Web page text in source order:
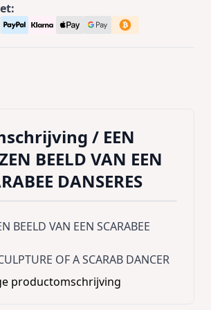
/ EEN
BEELD VAN EEN
DANSERES
BEELD VAN EEN SCARABEE
OF A SCARAB DANCER
productomschrijving